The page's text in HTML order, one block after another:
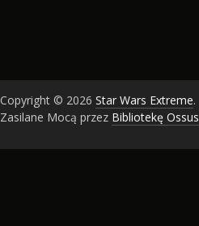
Copyright © 2026 Star Wars Extreme.
Zasilane Mocą przez Bibliotekę Ossus